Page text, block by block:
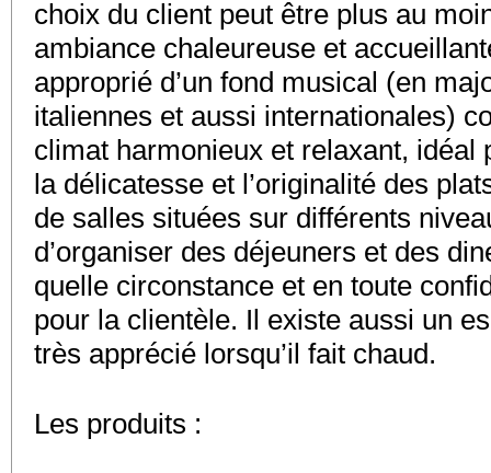
choix du client peut être plus au
ambiance chaleureuse et
approprié d’un fond musical (en
italiennes et aussi internationales)
climat harmonieux et relaxant, idéal
la délicatesse et l’originalité des
de salles situées sur différents
d’organiser des déjeuners et des
quelle circonstance et en toute
pour la clientèle. Il existe aussi un
très apprécié lorsqu’il fait chaud.
Les produits :